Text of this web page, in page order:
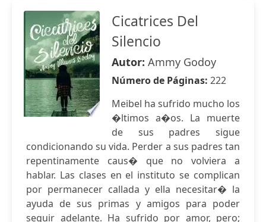
Cicatrices Del
Silencio
Autor: Ammy Godoy
Número de Páginas: 222
Meibel ha sufrido mucho los
�ltimos a�os. La muerte
de sus padres sigue
condicionando su vida. Perder a sus padres tan
repentinamente caus� que no volviera a
hablar. Las clases en el instituto se complican
por permanecer callada y ella necesitar� la
ayuda de sus primas y amigos para poder
seguir adelante. Ha sufrido por amor, pero;